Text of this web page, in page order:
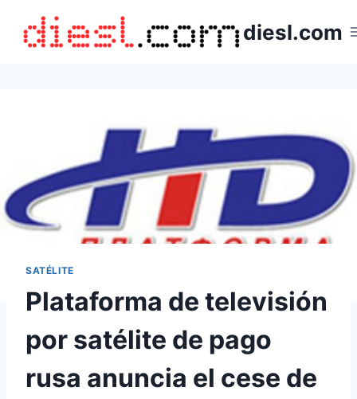
contenido
diesl.com
SATÉLITE
Plataforma de televisión
por satélite de pago
rusa anuncia el cese de